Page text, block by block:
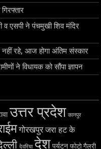
एसपी ने पंचमुखी शिव मंदिर
नहीं रहे, आज होगा अंतिम संस्कार
ने विधायक को सौंपा ज्ञापन
उत्तर प्रदेश कानपुर
गोरखपुर जरा हट के
देवरिया देश पर्यटन फोटो गैलरी